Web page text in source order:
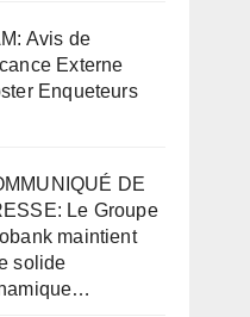
Avis de
Externe
Enqueteurs
DE
Le Groupe
maintient
solide